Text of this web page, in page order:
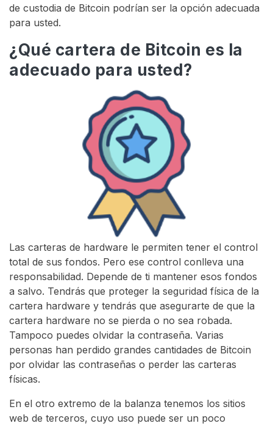
de custodia de Bitcoin podrían ser la opción adecuada
para usted.
¿Qué cartera de Bitcoin es la
adecuado para usted?
Las carteras de hardware le permiten tener el control
total de sus fondos. Pero ese control conlleva una
responsabilidad. Depende de ti mantener esos fondos
a salvo. Tendrás que proteger la seguridad física de la
cartera hardware y tendrás que asegurarte de que la
cartera hardware no se pierda o no sea robada.
Tampoco puedes olvidar la contraseña. Varias
personas han perdido grandes cantidades de Bitcoin
por olvidar las contraseñas o perder las carteras
físicas.
En el otro extremo de la balanza tenemos los sitios
web de terceros, cuyo uso puede ser un poco